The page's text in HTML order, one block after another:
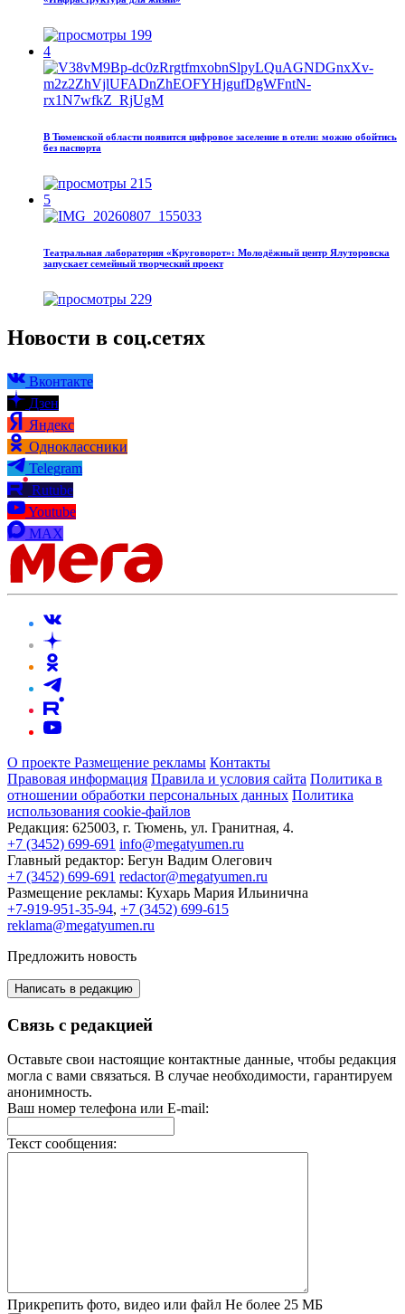
199
4
В Тюменской области появится цифровое заселение в отели: можно обойтись
без паспорта
215
5
Театральная лаборатория «Круговорот»: Молодёжный центр Ялуторовска
запускает семейный творческий проект
229
Новости в соц.сетях
Вконтакте
Дзен
Яндекс
Одноклассники
Telegram
Rutube
Youtube
MAX
О проекте Размещение рекламы Контакты
Правовая информация Правила и условия сайта Политика в
отношении обработки персональных данных Политика
использования cookie-файлов
Редакция: 625003, г. Тюмень, ул. Гранитная, 4.
+7 (3452) 699-691 info@megatyumen.ru
Главный редактор: Бегун Вадим Олегович
+7 (3452) 699-691 redactor@megatyumen.ru
Размещение рекламы: Кухарь Мария Ильинична
+7-919-951-35-94, +7 (3452) 699-615
reklama@megatyumen.ru
Предложить новость
Написать в редакцию
Связь с редакцией
Оставьте свои настоящие контактные данные, чтобы редакция
могла с вами связаться. В случае необходимости, гарантируем
анонимность.
Ваш номер телефона или E-mail:
Текст сообщения:
Прикрепить фото, видео или файл Не более 25 МБ